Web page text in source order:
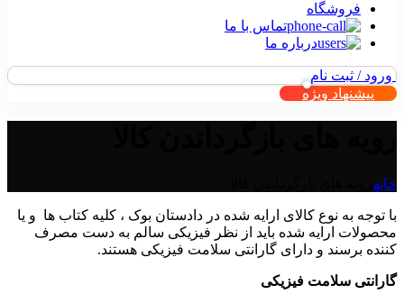
فروشگاه
تماس با ما
درباره ما
ورود / ثبت نام
پیشنهاد ویژه
خانه
با توجه به نوع کالای ارایه شده در دادستان بوک ، کلیه کتاب ها و یا
محصولات ارايه شده باید از نظر فیزیکی سالم به دست مصرف
کننده برسند و دارای گارانتی سلامت فیزیکی هستند.
گارانتی سلامت فیزیکی